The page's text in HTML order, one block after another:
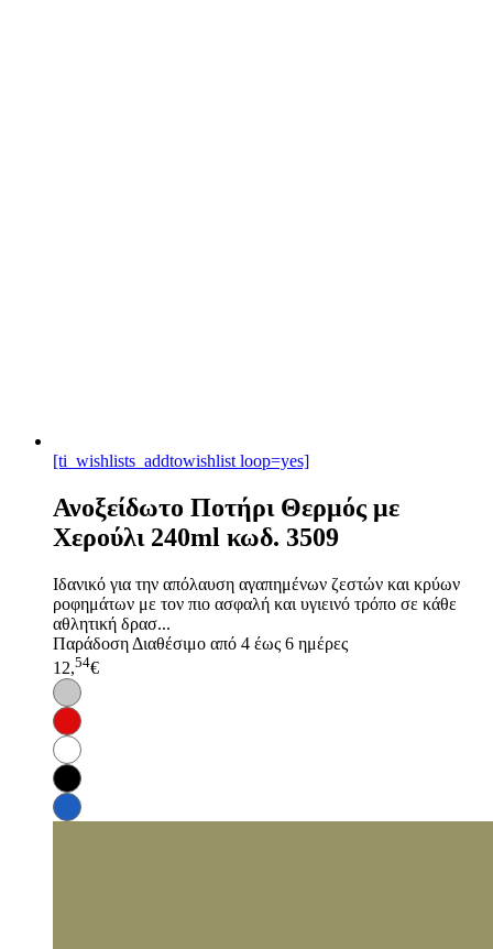
[ti_wishlists_addtowishlist loop=yes]
Ανοξείδωτο Ποτήρι Θερμός με
Χερούλι 240ml κωδ. 3509
Ιδανικό για την απόλαυση αγαπημένων ζεστών και κρύων
ροφημάτων με τον πιο ασφαλή και υγιεινό τρόπο σε κάθε
αθλητική δρασ...
Παράδοση Διαθέσιμο από 4 έως 6 ημέρες
12,54€